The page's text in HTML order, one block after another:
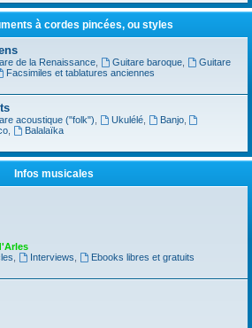
à cordes pincées, ou styles
de la Renaissance, Guitare baroque,
Guitare
Facsimiles et tablatures anciennes
acoustique ("folk") Ukulélé, Banjo,
,
Balalaïka
Infos musicales
Interviews
Ebooks libres et gratuits